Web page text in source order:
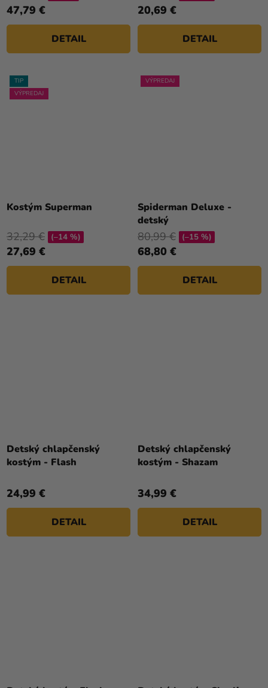
47,79 €
DETAIL
5
hviezdičiek.
20,69 €
DETAIL
TIP
VÝPREDAJ
Kostým Superman
27,69 €
32,29 € (–14 %)
DETAIL
VÝPREDAJ
Spiderman Deluxe -
detský
68,80 €
80,99 € (–15 %)
DETAIL
Detský chlapčenský
kostým - Flash
24,99 €
DETAIL
Detský chlapčenský
kostým - Shazam
34,99 €
DETAIL